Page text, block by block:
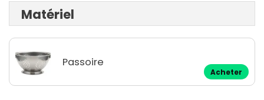
Matériel
Passoire
Acheter